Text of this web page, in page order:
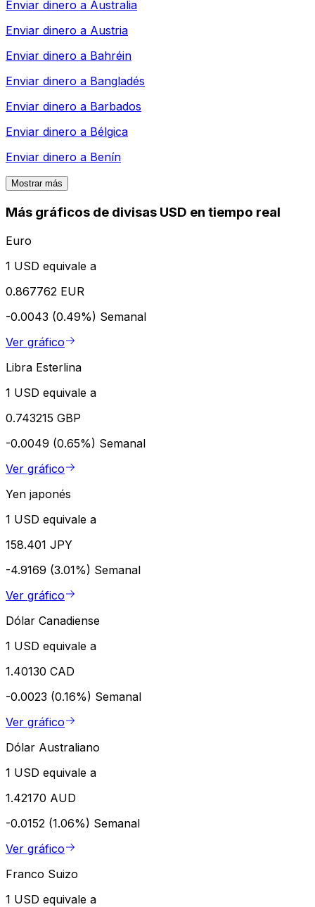
Enviar dinero a Australia
Enviar dinero a Austria
Enviar dinero a Bahréin
Enviar dinero a Bangladés
Enviar dinero a Barbados
Enviar dinero a Bélgica
Enviar dinero a Benín
Mostrar más
Más gráficos de divisas USD en tiempo real
Euro
1 USD equivale a
0.867762 EUR
-0.0043 (0.49%) Semanal
Ver gráfico
Libra Esterlina
1 USD equivale a
0.743215 GBP
-0.0049 (0.65%) Semanal
Ver gráfico
Yen japonés
1 USD equivale a
158.401 JPY
-4.9169 (3.01%) Semanal
Ver gráfico
Dólar Canadiense
1 USD equivale a
1.40130 CAD
-0.0023 (0.16%) Semanal
Ver gráfico
Dólar Australiano
1 USD equivale a
1.42170 AUD
-0.0152 (1.06%) Semanal
Ver gráfico
Franco Suizo
1 USD equivale a